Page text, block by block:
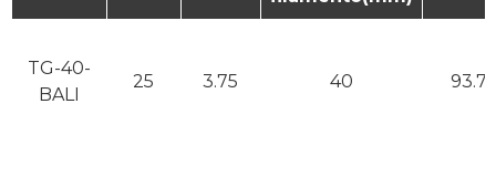
TG-40-
BALI
25 3.75 40 93.75